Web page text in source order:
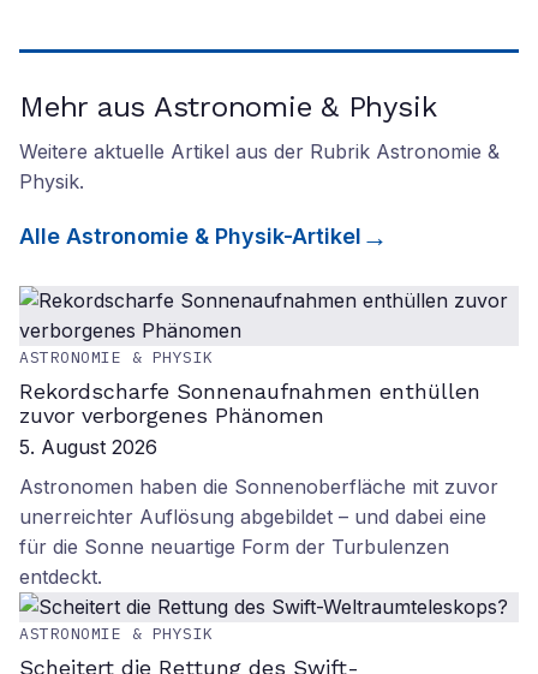
Mehr aus Astronomie & Physik
Weitere aktuelle Artikel aus der Rubrik Astronomie &
Physik.
Alle Astronomie & Physik-Artikel
ASTRONOMIE & PHYSIK
Rekordscharfe Sonnenaufnahmen enthüllen
zuvor verborgenes Phänomen
5. August 2026
Astronomen haben die Sonnenoberfläche mit zuvor
unerreichter Auflösung abgebildet – und dabei eine
für die Sonne neuartige Form der Turbulenzen
entdeckt.
ASTRONOMIE & PHYSIK
Scheitert die Rettung des Swift-